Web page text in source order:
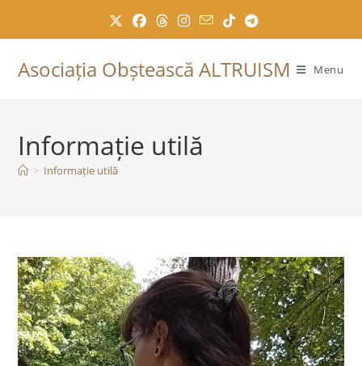
Asociația Obștească ALTRUISM Menu
Informație utilă
> Informație utilă